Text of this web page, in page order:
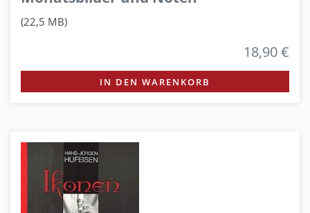
(22,5 MB)
18,90 €
IN DEN WARENKORB